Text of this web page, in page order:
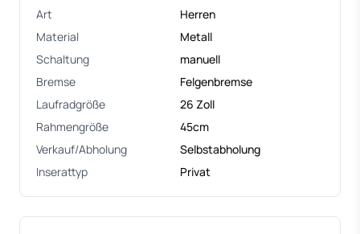
Art
Herren
Material
Metall
Schaltung
manuell
Bremse
Felgenbremse
Laufradgröße
26 Zoll
Rahmengröße
45cm
Verkauf/Abholung
Selbstabholung
Inserattyp
Privat